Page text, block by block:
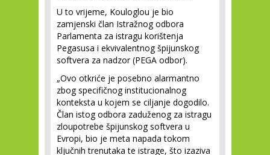
U to vrijeme, Kouloglou je bio
zamjenski član Istražnog odbora
Parlamenta za istragu korištenja
Pegasusa i ekvivalentnog špijunskog
softvera za nadzor (PEGA odbor).
„Ovo otkriće je posebno alarmantno
zbog specifičnog institucionalnog
konteksta u kojem se ciljanje dogodilo.
Član istog odbora zaduženog za istragu
zloupotrebe špijunskog softvera u
Evropi, bio je meta napada tokom
ključnih trenutaka te istrage, što izaziva